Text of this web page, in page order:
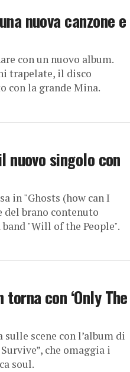
nuova canzone e
con un nuovo album.
trapelate, il disco
con la grande Mina.
nuovo singolo con
in "Ghosts (how can I
brano contenuto
"Will of the People".
con ‘Only The
scene con l’album di
che omaggia i
soul.